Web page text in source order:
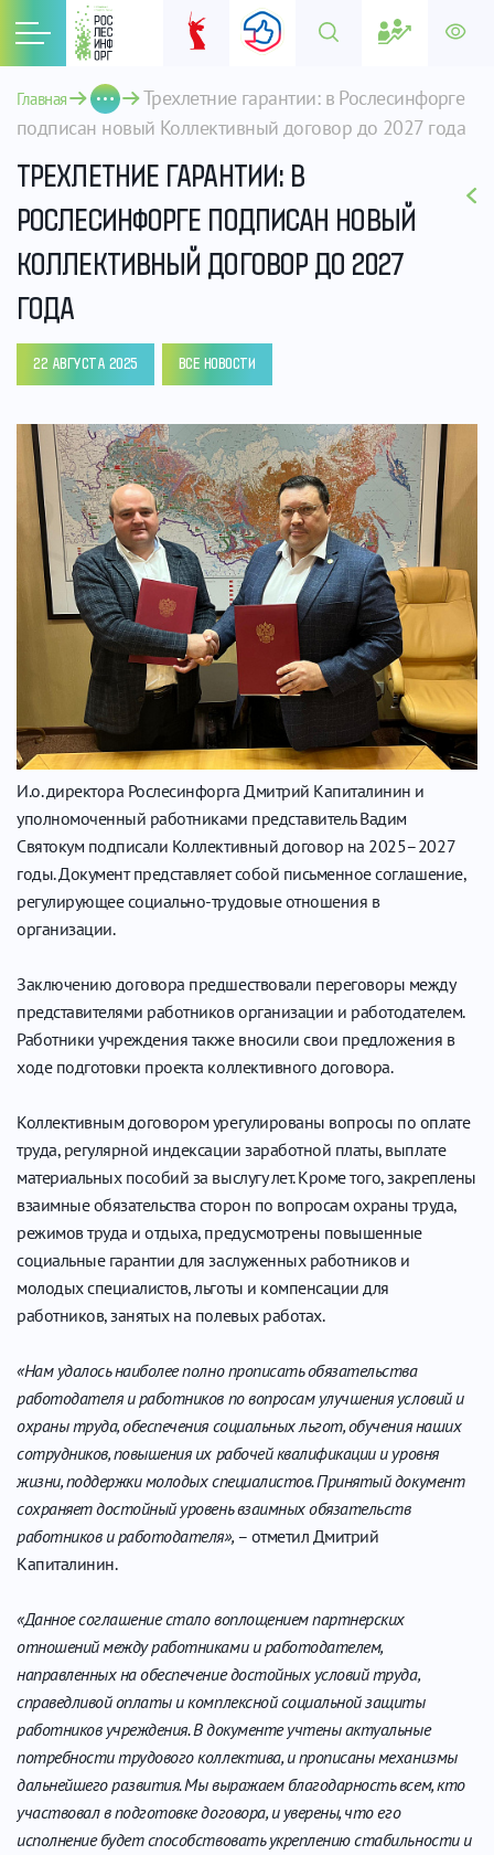
Главная
Трехлетние гарантии: в Рослесинфорге
подписан новый Коллективный договор до 2027 года
ТРЕХЛЕТНИЕ ГАРАНТИИ: В
РОСЛЕСИНФОРГЕ ПОДПИСАН НОВЫЙ
КОЛЛЕКТИВНЫЙ ДОГОВОР ДО 2027
ГОДА
22 АВГУСТА 2025 ВСЕ НОВОСТИ
И.о. директора Рослесинфорга Дмитрий Капиталинин и
уполномоченный работниками представитель Вадим
Святокум подписали Коллективный договор на 2025–2027
годы. Документ представляет собой письменное соглашение,
регулирующее социально-трудовые отношения в
организации.
Заключению договора предшествовали переговоры между
представителями работников организации и работодателем.
Работники учреждения также вносили свои предложения в
ходе подготовки проекта коллективного договора.
Коллективным договором урегулированы вопросы по оплате
труда, регулярной индексации заработной платы, выплате
материальных пособий за выслугу лет. Кроме того, закреплены
взаимные обязательства сторон по вопросам охраны труда,
режимов труда и отдыха, предусмотрены повышенные
социальные гарантии для заслуженных работников и
молодых специалистов, льготы и компенсации для
работников, занятых на полевых работах.
«Нам удалось наиболее полно прописать обязательства
работодателя и работников по вопросам улучшения условий и
охраны труда, обеспечения социальных льгот, обучения наших
сотрудников, повышения их рабочей квалификации и уровня
жизни, поддержки молодых специалистов. Принятый документ
сохраняет достойный уровень взаимных обязательств
работников и работодателя», – отметил Дмитрий
Капиталинин.
«Данное соглашение стало воплощением партнерских
отношений между работниками и работодателем,
направленных на обеспечение достойных условий труда,
справедливой оплаты и комплексной социальной защиты
работников учреждения. В документе учтены актуальные
потребности трудового коллектива, и прописаны механизмы
дальнейшего развития. Мы выражаем благодарность всем, кто
участвовал в подготовке договора, и уверены, что его
исполнение будет способствовать укреплению стабильности и